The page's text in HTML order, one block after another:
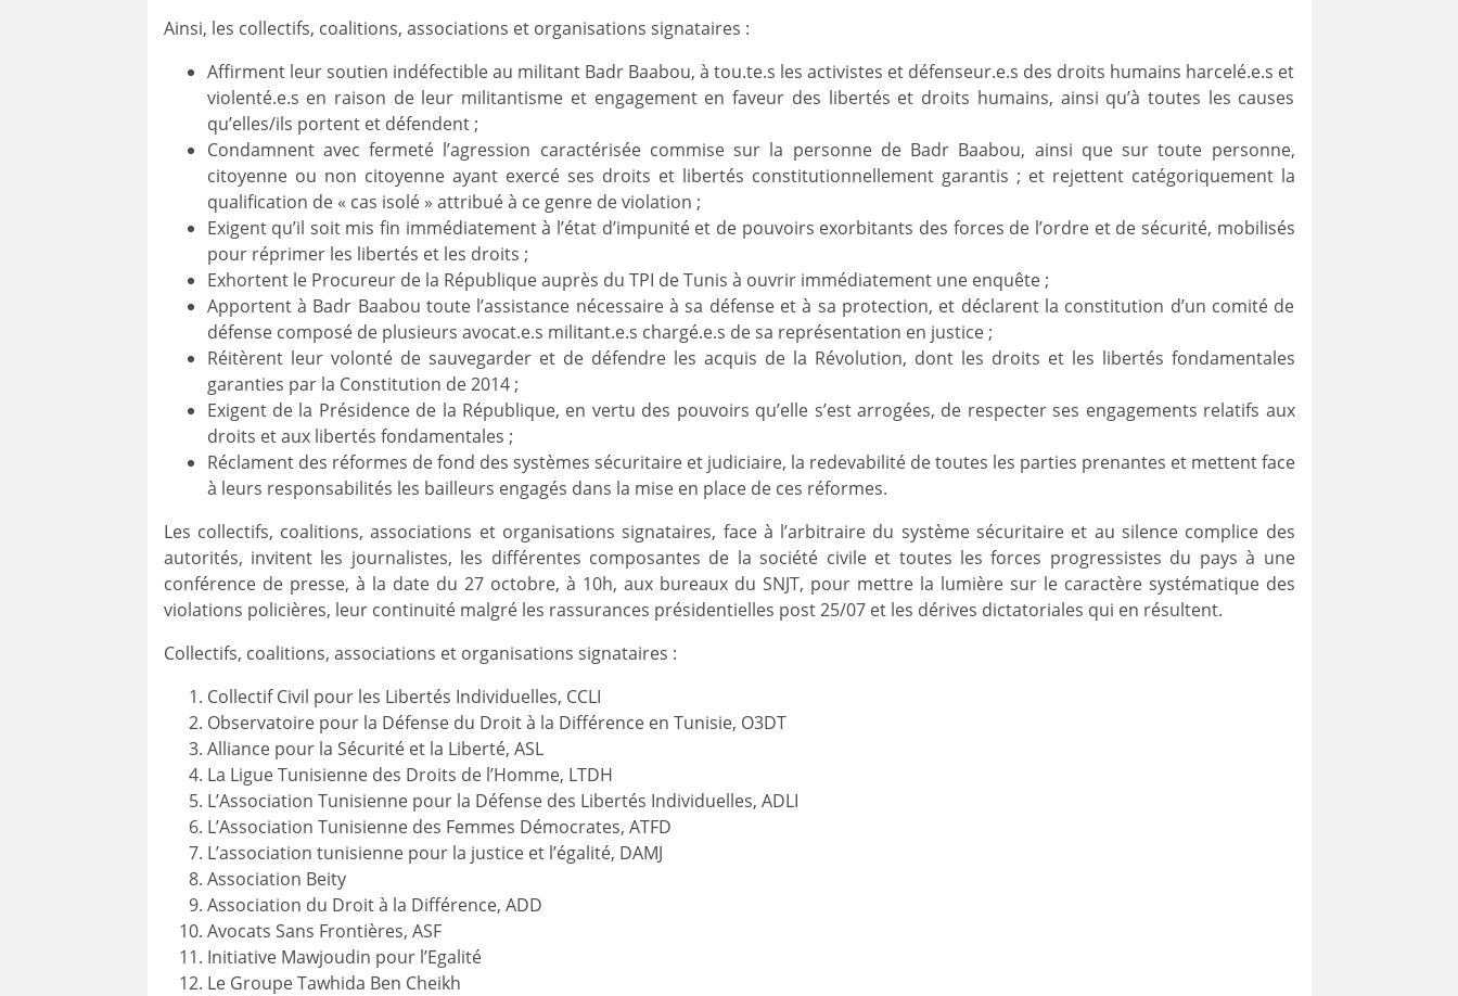
Ainsi, les collectifs, coalitions, associations et organisations signataires :
Affirment leur soutien indéfectible au militant Badr Baabou, à tou.te.s les activistes et défenseur.e.s des droits humains harcelé.e.s et
violenté.e.s en raison de leur militantisme et engagement en faveur des libertés et droits humains, ainsi qu’à toutes les causes
qu’elles/ils portent et défendent ;
Condamnent avec fermeté l’agression caractérisée commise sur la personne de Badr Baabou, ainsi que sur toute personne,
citoyenne ou non citoyenne ayant exercé ses droits et libertés constitutionnellement garantis ; et rejettent catégoriquement la
qualification de « cas isolé » attribué à ce genre de violation ;
Exigent qu’il soit mis fin immédiatement à l’état d’impunité et de pouvoirs exorbitants des forces de l’ordre et de sécurité, mobilisés
pour réprimer les libertés et les droits ;
Exhortent le Procureur de la République auprès du TPI de Tunis à ouvrir immédiatement une enquête ;
Apportent à Badr Baabou toute l’assistance nécessaire à sa défense et à sa protection, et déclarent la constitution d’un comité de
défense composé de plusieurs avocat.e.s militant.e.s chargé.e.s de sa représentation en justice ;
Réitèrent leur volonté de sauvegarder et de défendre les acquis de la Révolution, dont les droits et les libertés fondamentales
garanties par la Constitution de 2014 ;
Exigent de la Présidence de la République, en vertu des pouvoirs qu’elle s’est arrogées, de respecter ses engagements relatifs aux
droits et aux libertés fondamentales ;
Réclament des réformes de fond des systèmes sécuritaire et judiciaire, la redevabilité de toutes les parties prenantes et mettent face
à leurs responsabilités les bailleurs engagés dans la mise en place de ces réformes.
Les collectifs, coalitions, associations et organisations signataires, face à l’arbitraire du système sécuritaire et au silence complice des
autorités, invitent les journalistes, les différentes composantes de la société civile et toutes les forces progressistes du pays à une
conférence de presse, à la date du 27 octobre, à 10h, aux bureaux du SNJT, pour mettre la lumière sur le caractère systématique des
violations policières, leur continuité malgré les rassurances présidentielles post 25/07 et les dérives dictatoriales qui en résultent.
Collectifs, coalitions, associations et organisations signataires :
Collectif Civil pour les Libertés Individuelles, CCLI
Observatoire pour la Défense du Droit à la Différence en Tunisie, O3DT
Alliance pour la Sécurité et la Liberté, ASL
La Ligue Tunisienne des Droits de l’Homme, LTDH
L’Association Tunisienne pour la Défense des Libertés Individuelles, ADLI
L’Association Tunisienne des Femmes Démocrates, ATFD
L’association tunisienne pour la justice et l’égalité, DAMJ
Association Beity
Association du Droit à la Différence, ADD
Avocats Sans Frontières, ASF
Initiative Mawjoudin pour l’Egalité
Le Groupe Tawhida Ben Cheikh